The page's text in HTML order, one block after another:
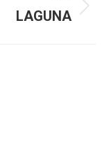
LAGUNA